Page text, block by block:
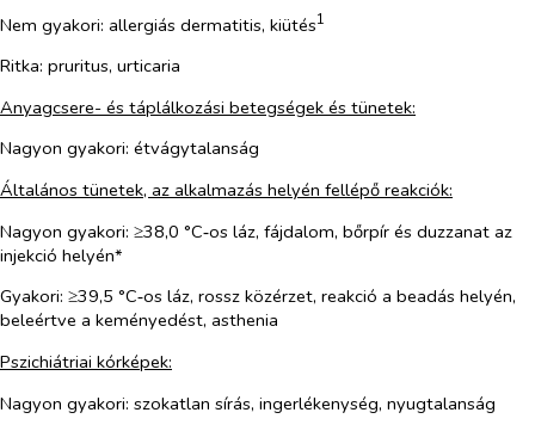
Nem gyakori: allergiás dermatitis, kiütés1
Ritka: pruritus, urticaria
Anyagcsere- és táplálkozási betegségek és tünetek:
Nagyon gyakori: étvágytalanság
Általános tünetek, az alkalmazás helyén fellépő reakciók:
Nagyon gyakori: ≥38,0 °C‑os láz, fájdalom, bőrpír és duzzanat az
injekció helyén*
Gyakori: ≥39,5 °C‑os láz, rossz közérzet, reakció a beadás helyén,
beleértve a keményedést, asthenia
Pszichiátriai kórképek:
Nagyon gyakori: szokatlan sírás, ingerlékenység, nyugtalanság